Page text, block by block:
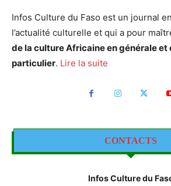
Infos Culture du Faso est un journal
l’actualité culturelle et qui a pour
de la culture Africaine en générale et
particulier. Lire la suite
CONTACTS
Infos Culture du